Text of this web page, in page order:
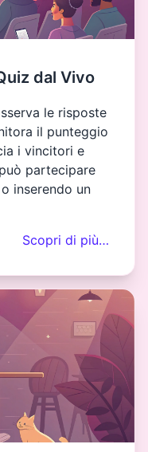
dal Vivo
le risposte
il punteggio
i vincitori e
partecipare
inserendo un
Scopri di più…